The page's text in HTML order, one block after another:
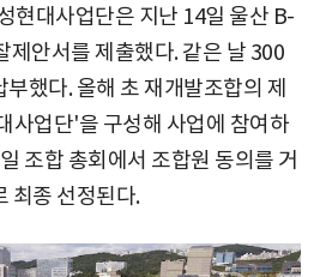
현대사업단은 지난 14일 울산 B-
제안서를 제출했다. 같은 날 300
했다. 올해 초 재개발조합의 제
사업단'을 구성해 사업에 참여하
조합 총회에서 조합원 동의를 거
최종 선정된다.